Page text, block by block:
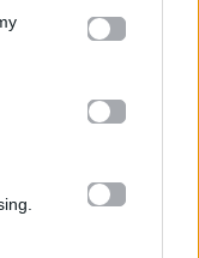
επιστήμονες με